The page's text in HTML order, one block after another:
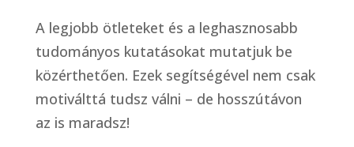
A legjobb ötleteket és a leghasznosabb
tudományos kutatásokat mutatjuk be
közérthetően. Ezek segítségével nem csak
motiválttá tudsz válni – de hosszútávon
az is maradsz!